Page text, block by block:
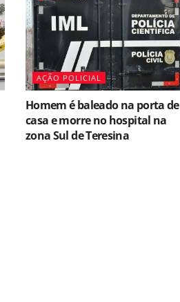
AÇÃO POLICIAL
Homem é baleado na porta de
casa e morre no hospital na
zona Sul de Teresina